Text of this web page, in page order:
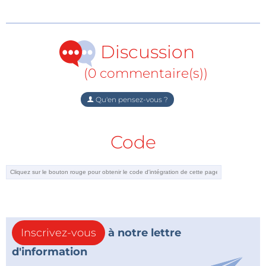
Détails de l'événement
Date : jeudi 4 juin 2026
Heure : 16h00 CEST (14h00 UTC / 10h00 EDT)
place. Si vous ne pouvez pas participer en direct, vous
complet après l'événement.
Sebastian travaille chezBaltic Labet traite de sujets
pratiques liés à la RF, à la CEM et aux tests et
mesures. Son approche met l'accent sur les
techniques de mesure correctes, les tests conformes
Discussion
(0 commentaire(s))
Qu'en pensez-vous ?
Code
Inscrivez-vous
à notre lettre
d'information